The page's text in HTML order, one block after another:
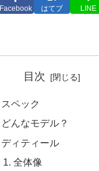
Facebook はてブ LINE
目次
スペック
どんなモデル？
ディティール
全体像